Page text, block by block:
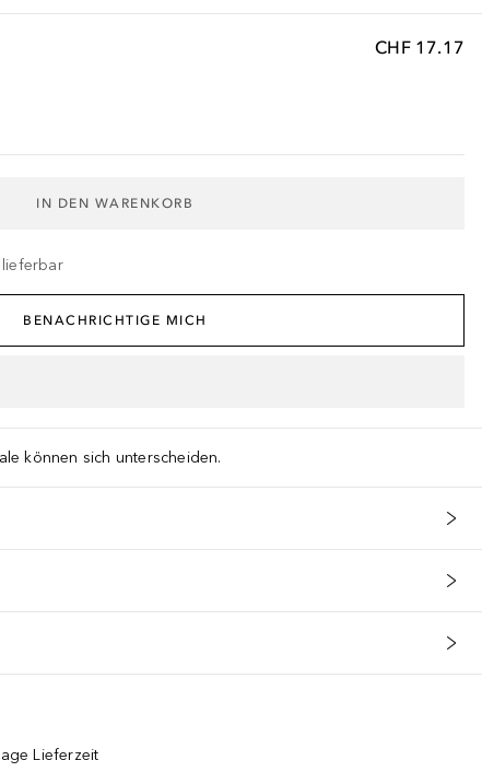
CHF 17.17
IN DEN WARENKORB
lieferbar
BENACHRICHTIGE MICH
können sich unterscheiden.
Lieferzeit